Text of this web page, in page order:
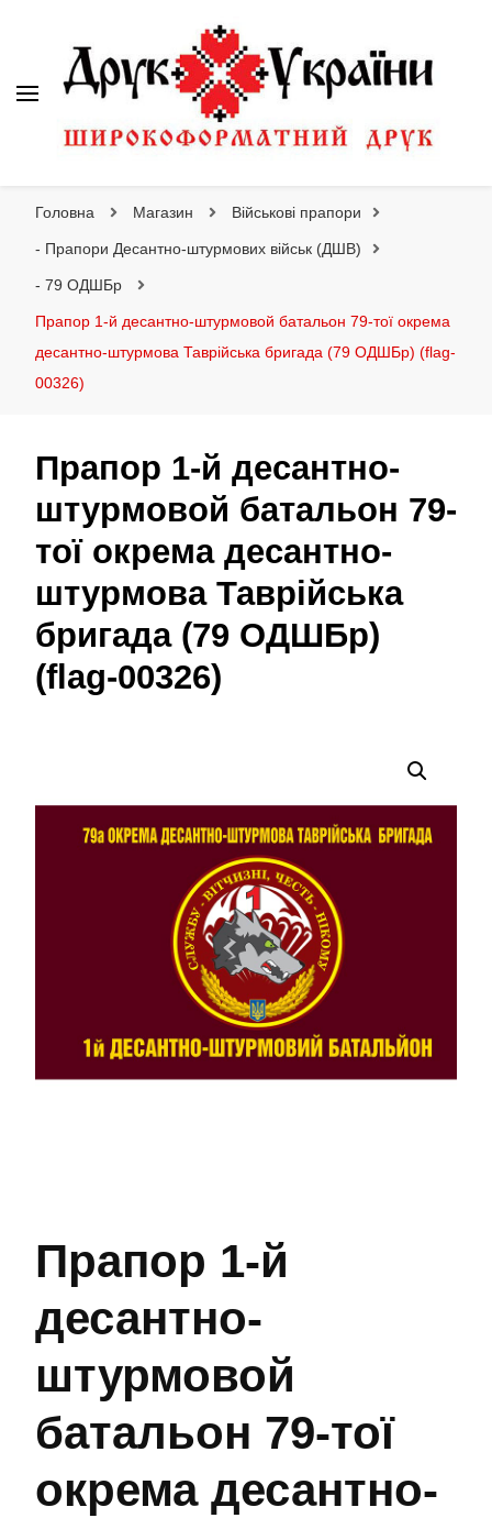
Головна Магазин Військові прапори
- Прапори Десантно-штурмових військ (ДШВ)
- 79 ОДШБр
Прапор 1-й десантно-штурмовой батальон 79-тої окрема
десантно-штурмова Таврійська бригада (79 ОДШБр) (flag-
00326)
Прапор 1-й десантно-
штурмовой батальон 79-
тої окрема десантно-
штурмова Таврійська
бригада (79 ОДШБр)
(flag-00326)
Прапор 1-й
десантно-
штурмовой
батальон 79-тої
окрема десантно-